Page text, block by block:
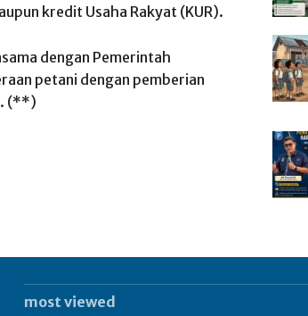
kredit Usaha Rakyat (KUR).
dengan Pemerintah
petani dengan pemberian
(**)
most viewed